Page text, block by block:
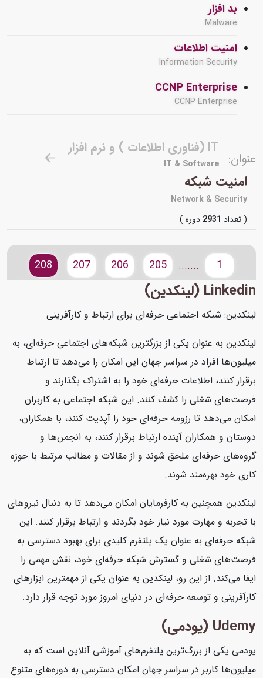
بد افزار
Malware
امنیت اطلاعات
Information Security
CCNP Enterprise
CCNP Enterprise
عنوان:
IT (فناوری اطلاعات ) و نرم افزار
IT & Software
امنیت شبکه
Network & Security
( تعداد2931دوره )
.......
205
206
207
208
Linkedin (لینکدین)
لینکدین: شبکه اجتماعی حرفه‌ای برای ارتباط و کارآفرینی
لینکدین به عنوان یکی از بزرگترین شبکه‌های اجتماعی حرفه‌ای، به
میلیون‌ها افراد در سراسر جهان این امکان را می‌دهد تا ارتباط
برقرار کنند، اطلاعات حرفه‌ای خود را به اشتراک بگذارند و
فرصت‌های شغلی را کشف کنند. این شبکه اجتماعی به کاربران
امکان می‌دهد تا رزومه حرفه‌ای خود را آپدیت کنند، با همکاران،
دوستان و همکاران آینده ارتباط برقرار کنند، به انجمن‌ها و
گروه‌های حرفه‌ای ملحق شوند و از مقالات و مطالب مرتبط با حوزه
کاری خود بهره‌مند شوند.
لینکدین همچنین به کارفرمایان امکان می‌دهد تا به دنبال نیروهای
با تجربه و مهارت مورد نیاز خود بگردند و ارتباط برقرار کنند. این
شبکه حرفه‌ای به عنوان یک پلتفرم کلیدی برای بهبود دسترسی به
فرصت‌های شغلی و گسترش شبکه حرفه‌ای خود، نقش مهمی را
ایفا می‌کند. از این رو، لینکدین به عنوان یکی از مهمترین ابزارهای
کارآفرینی و توسعه حرفه‌ای در دنیای امروز مورد توجه قرار دارد.
Udemy (یودمی)
یودمی یکی از بزرگ‌ترین پلتفرم‌های آموزشی آنلاین است که به
میلیون‌ها کاربر در سراسر جهان امکان دسترسی به دوره‌های متنوع